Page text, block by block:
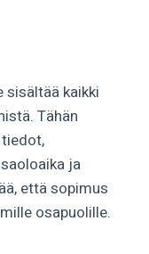
kaikki
Tähän
ja
että sopimus
osapuolille.